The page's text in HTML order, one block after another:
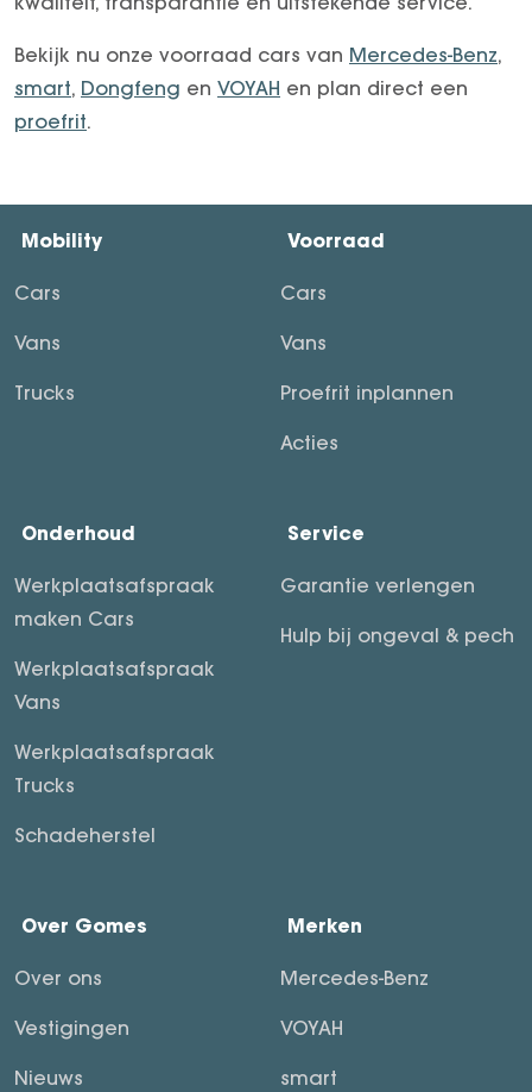
Bekijk nu onze voorraad cars van Mercedes-Benz,
smart, Dongfeng en VOYAH en plan direct een
proefrit.
Mobility
Cars
Vans
Trucks
Voorraad
Cars
Vans
Proefrit inplannen
Acties
Onderhoud
Werkplaatsafspraak
maken Cars
Werkplaatsafspraak
Vans
Werkplaatsafspraak
Trucks
Schadeherstel
Service
Garantie verlengen
Hulp bij ongeval & pech
Over Gomes
Over ons
Vestigingen
Nieuws
Merken
Mercedes-Benz
VOYAH
smart